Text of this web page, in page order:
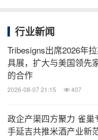
行业新闻
Tribesigns出席2026年
具展，扩大与美国领先
的合作
2026-08-07 21:15 407
政企产渠四方聚力 雀巢
手延吉共推米酒产业新